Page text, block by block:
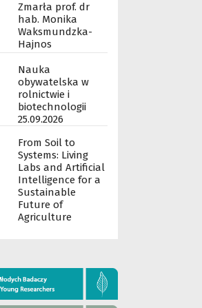
Zmarła prof. dr
hab. Monika
Waksmundzka-
Hajnos
Nauka
obywatelska w
rolnictwie i
biotechnologii
25.09.2026
From Soil to
Systems: Living
Labs and Artificial
Intelligence for a
Sustainable
Future of
Agriculture